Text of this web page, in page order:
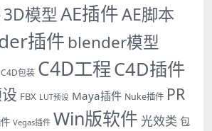
3D模型AE插件AE脚本
插件 blender模型
C4D包装 C4D工程C4D插件
FBX LUT预设 Maya插件 Nuke插件 PR
Vegas插件 Win版软件 光效类 包